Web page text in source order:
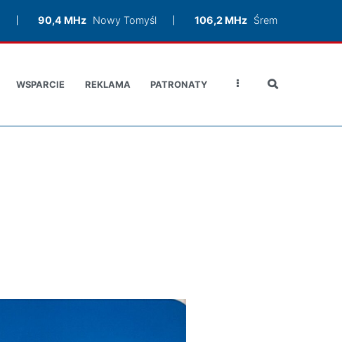
90,4 MHz Nowy Tomyśl 106,2 MHz Śrem
WSPARCIE REKLAMA PATRONATY